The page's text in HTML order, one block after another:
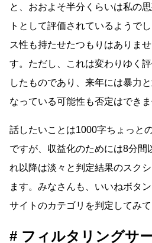
と、おおよそ半分くらいは私の
トとして評価されているようで
ス性も持たせたつもりはありま
す。ただし、これは変わりゆく
したものであり、来年には暴力
なっている可能性も否定はできま
話したいことは1000字ちょっと
ですが、収益化のためには8分間
れ以降は淡々と判定結果のスク
ます。みなさんも、いいねボタ
サイトのカテゴリを判定してみて
フィルタリングサ